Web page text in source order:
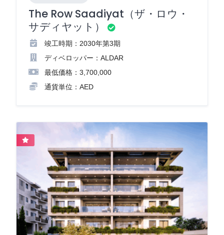
The Row Saadiyat（ザ・ロウ・
サディヤット）
竣工時期：2030年第3期
ディベロッパー：ALDAR
最低価格：3,700,000
通貨単位：AED